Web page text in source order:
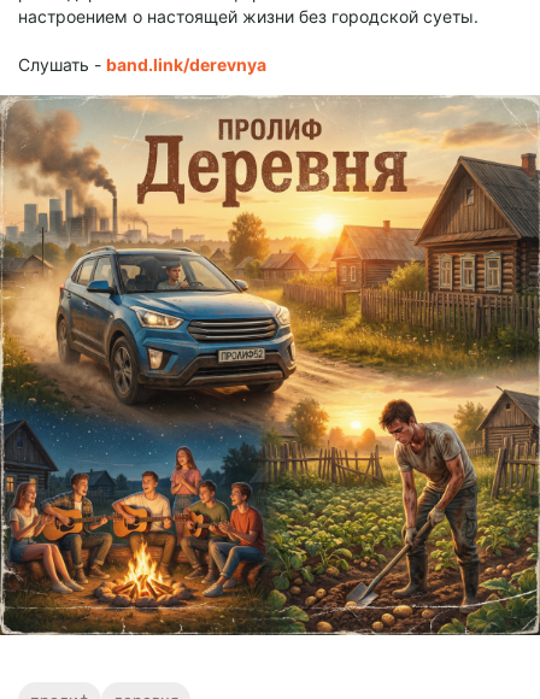
настроением о настоящей жизни без городской суеты.
Слушать - band.link/derevnya